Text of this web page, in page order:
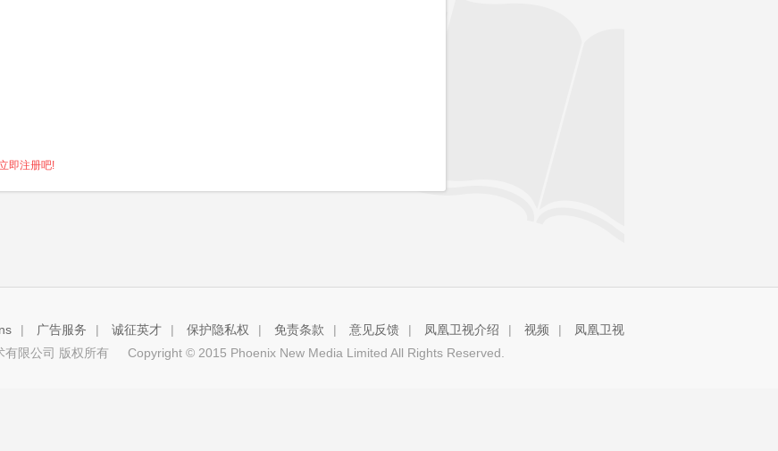
即注册吧!
| 广告服务 | 诚征英才 | 保护隐私权 | 免责条款 | 意见反馈 | 凤凰卫视介绍 | 视频 |
凤凰卫视
有限公司 版权所有
Copyright © 2015 Phoenix New Media Limited All Rights Reserved.